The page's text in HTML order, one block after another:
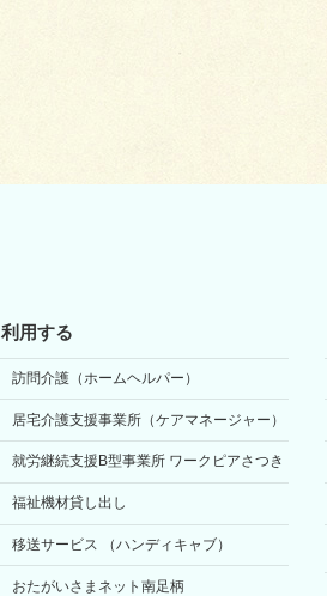
利用する
訪問介護（ホームヘルパー）
居宅介護支援事業所（ケアマネージャー）
就労継続支援B型事業所 ワークピアさつき
福祉機材貸し出し
移送サービス （ハンディキャブ）
おたがいさまネット南足柄